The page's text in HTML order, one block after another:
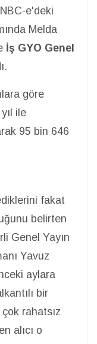
e'deki
Melda
İş GYO Genel
göre
ile
95 bin 646
fakat
belirten
Genel Yayın
Yavuz
aylara
bir
çok rahatsız
alıcı o